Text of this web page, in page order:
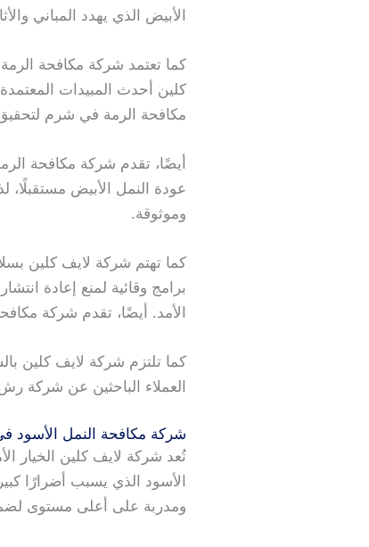
الأبيض الذي يهدد المباني
كما تعتمد شركة مكافحة
كلين أحدث المبيدات
مكافحة الرمة في شرم لتحقيق
أيضًا، تقدم شركة مكافحة
عودة النمل الأبيض
وموثوقة.
كما تهتم شركة لايف كلين
برامج وقائية لمنع إعادة
الأمد. أيضًا، تقدم شركة
كما تلتزم شركة لايف كلين
العملاء الباحثين عن شركة
شركة مكافحة النمل الأسود
تُعد شركة لايف كلين الخيار
الأسود الذي يسبب أضرارًا
ومدربة على أعلى مستوى